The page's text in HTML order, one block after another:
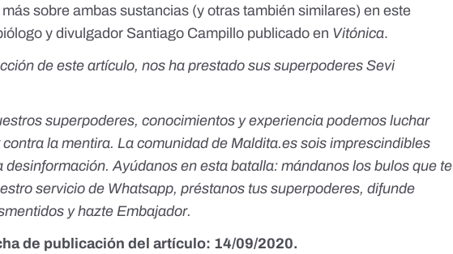
sobre ambas sustancias (y otras también similares) en este
y divulgador Santiago Campillo publicado en Vitónica.
de este artículo, nos ha prestado sus superpoderes Sevi
superpoderes, conocimientos y experiencia podemos luchar
contra la mentira. La comunidad de Maldita.es sois imprescindibles
desinformación. Ayúdanos en esta batalla:mándanos los bulos que te
servicio de Whatsapp, préstanos tus superpoderes, difunde
yhazte Embajador.
de publicación del artículo: 14/09/2020.